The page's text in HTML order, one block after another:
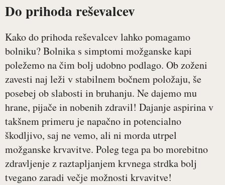
Do prihoda reševalcev
Kako do prihoda reševalcev lahko pomagamo
bolniku? Bolnika s simptomi možganske kapi
poležemo na čim bolj udobno podlago. Ob zoženi
zavesti naj leži v stabilnem bočnem položaju, še
posebej ob slabosti in bruhanju. Ne dajemo mu
hrane, pijače in nobenih zdravil! Dajanje aspirina v
takšnem primeru je napačno in potencialno
škodljivo, saj ne vemo, ali ni morda utrpel
možganske krvavitve. Poleg tega pa bo morebitno
zdravljenje z raztapljanjem krvnega strdka bolj
tvegano zaradi večje možnosti krvavitve!